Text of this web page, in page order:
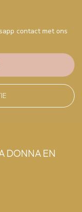
contact met ons
DONNA EN